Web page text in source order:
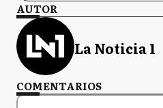
AUTOR
La Noticia 1
COMENTARIOS